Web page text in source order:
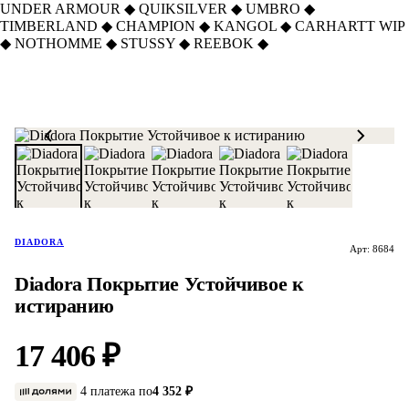
UNDER ARMOUR ◆ QUIKSILVER ◆ UMBRO ◆
TIMBERLAND ◆ CHAMPION ◆ KANGOL ◆ CARHARTT WIP
◆ NOTHOMME ◆ STUSSY ◆ REEBOK ◆
DIADORA
Арт: 8684
Diadora Покрытие Устойчивое к
истиранию
17 406 ₽
4 платежа по4 352 ₽